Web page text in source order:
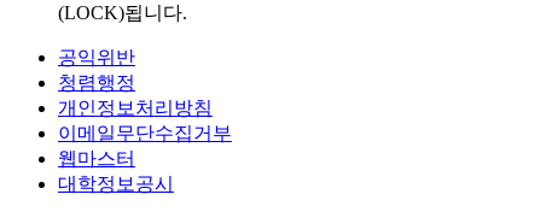
(LOCK)됩니다.
공익위반
청렴행정
개인정보처리방침
이메일무단수집거부
웹마스터
대학정보공시